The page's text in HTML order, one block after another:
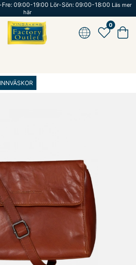
Fre: 09:00-19:00 Lör-Sön: 09:00-18:00 Läs mer
här
0